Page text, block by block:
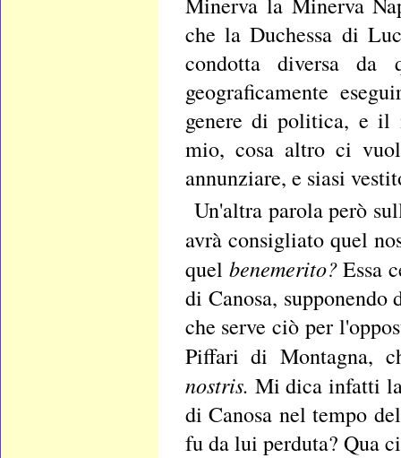
che la Duchessa di
condotta diversa da
geograficamente
genere di politica, e il
mio, cosa altro ci
annunziare, e siasi
Un'altra parola però
avrà consigliato quel
quel benemerito?Essa
di Canosa,
che serve ciò per
Piffari di Montagna,
nostris. Mi dica infatti
di Canosa nel tempo
fu da lui perduta? Qua